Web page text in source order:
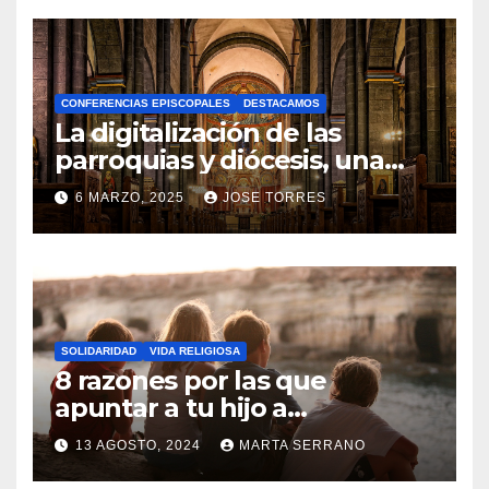
O
H
A
Y
C
O
M
N
T
A
R
I
O
S
CONFERENCIAS EPISCOPALES DESTACAMOS
La digitalización de las
parroquias y diócesis, una
realidad ya para el futuro de
la Iglesia
6 MARZO, 2025 JOSE TORRES
N
O
H
A
Y
SOLIDARIDAD VIDA RELIGIOSA
8 razones por las que
apuntar a tu hijo a
Catequesis
13 AGOSTO, 2024 MARTA SERRANO
N